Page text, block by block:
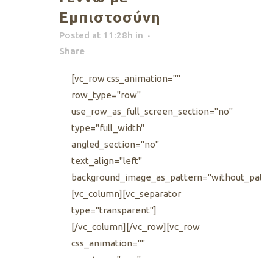
Εμπιστοσύνη
Posted at 11:28h in
Share
[vc_row css_animation=""
row_type="row"
use_row_as_full_screen_section="no"
type="full_width"
angled_section="no"
text_align="left"
[vc_column][vc_separator
type="transparent"]
[/vc_column][/vc_row][vc_row
css_animation=""